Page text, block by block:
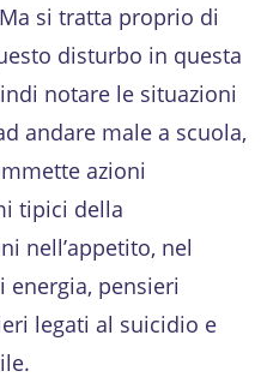
si tratta proprio di
disturbo in questa
notare le situazioni
andare male a scuola,
azioni
tipici della
nell’appetito, nel
pensieri
legati al suicidio e